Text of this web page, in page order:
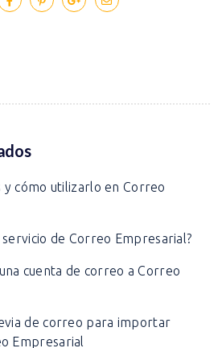
y cómo utilizarlo en Correo
de Correo Empresarial?
cuenta de correo a Correo
de correo para importar
Empresarial